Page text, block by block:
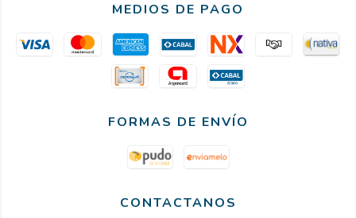
MEDIOS DE PAGO
FORMAS DE ENVÍO
CONTACTANOS